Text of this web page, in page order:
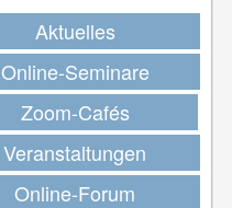
Aktuelles
Online-Seminare
Zoom-Cafés
Veranstaltungen
Online-Forum